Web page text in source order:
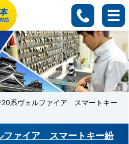
20系ヴェルファイア スマートキー
ファイア スマートキー紛